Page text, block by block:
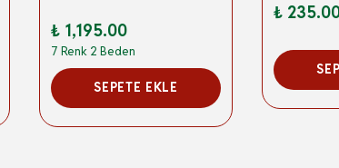
₺ 1,195.00
7 Renk 2 Beden
SEPETE EKLE
₺